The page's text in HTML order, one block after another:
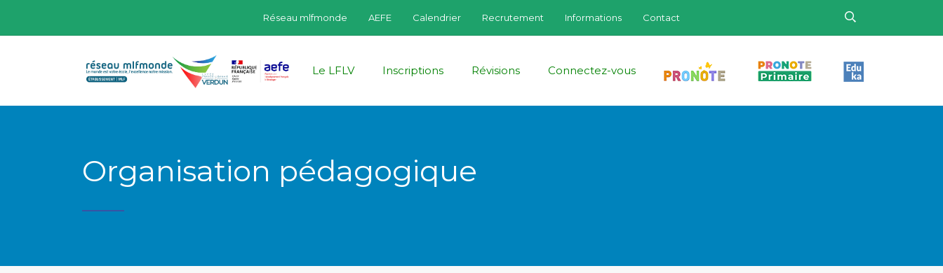
Réseau mlfmonde AEFE Calendrier Recrutement Informations Contact
Le LFLV Inscriptions Révisions Connectez-vous
Organisation pédagogique